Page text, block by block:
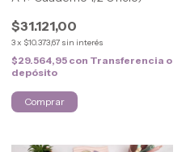
$31.121,00
3x $10.373,67 sin interés
$29.564,95 con Transferencia o
depósito